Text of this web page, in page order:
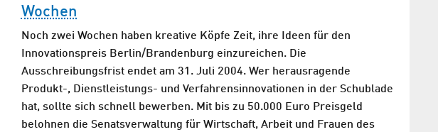
Wochen
Noch zwei Wochen haben kreative Köpfe Zeit, ihre Ideen für den
Innovationspreis Berlin/Brandenburg einzureichen. Die
Ausschreibungsfrist endet am 31. Juli 2004. Wer herausragende
Produkt-, Dienstleistungs- und Verfahrensinnovationen in der Schublade
hat, sollte sich schnell bewerben. Mit bis zu 50.000 Euro Preisgeld
belohnen die Senatsverwaltung für Wirtschaft, Arbeit und Frauen des